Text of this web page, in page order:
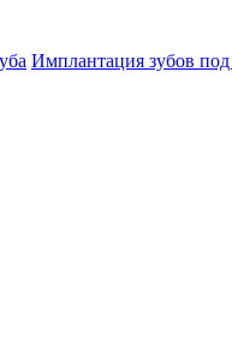
Имплантация зубов